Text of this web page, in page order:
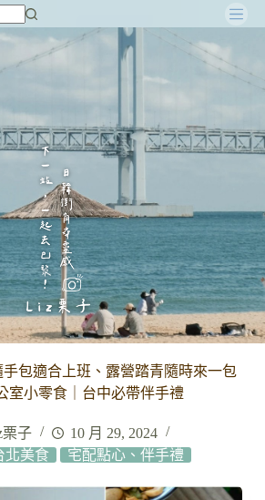
包適合上班、露營踏青隨時來一包
室小零食｜台中必帶伴手禮
子
10 月 29, 2024
北美食
宅配點心、伴手禮